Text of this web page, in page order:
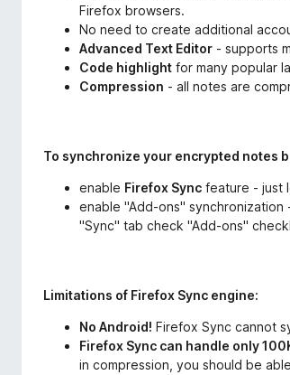
Firefox browsers.
No need to create additional
Advanced Text Editor - supports
Code highlight for many popular
Compression - all notes are
To synchronize your encrypted notes
enable Firefox Sync feature - just
enable "Add-ons"
"Sync" tab check "Add-ons"
Limitations of Firefox Sync engine:
No Android! Firefox Sync cannot
Firefox Sync can handle only
in compression, you should be